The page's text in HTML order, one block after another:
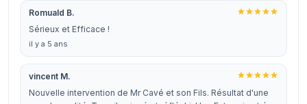
Romuald B.
Sérieux et Efficace !
il y a 5 ans
vincent M.
Nouvelle intervention de Mr Cavé et son Fils. Résultat d'une